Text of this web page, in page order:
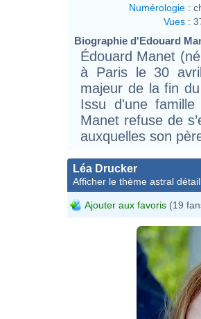
Numérologie :
Vues :
Biographie d'Edouard
Édouard Manet
à Paris le 30
majeur de la fin
Issu d'une
Manet refuse de
auxquelles son
Léa Drucker
Afficher le thème astral
Ajouter aux favoris (19